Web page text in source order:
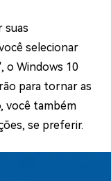
suas
selecionar
o Windows 10
para tornar as
você também
se preferir.